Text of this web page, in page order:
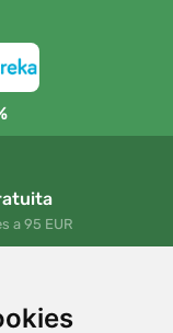
a 95 EUR
cualquier momento